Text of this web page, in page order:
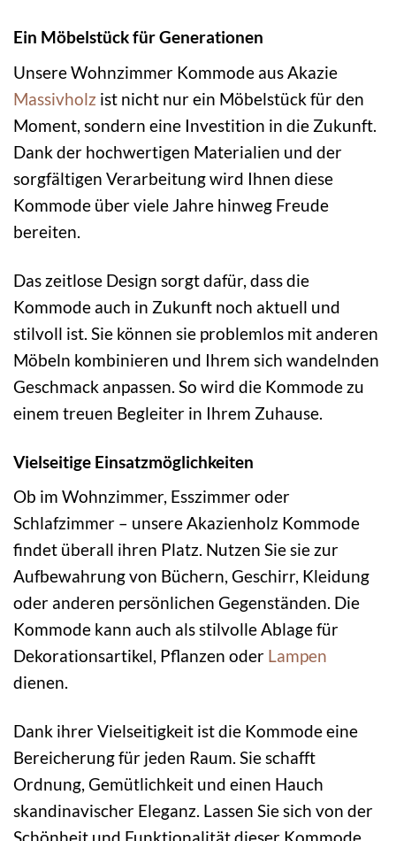
Ein Möbelstück für Generationen
Unsere Wohnzimmer Kommode aus Akazie
Massivholz ist nicht nur ein Möbelstück für den
Moment, sondern eine Investition in die Zukunft.
Dank der hochwertigen Materialien und der
sorgfältigen Verarbeitung wird Ihnen diese
Kommode über viele Jahre hinweg Freude
bereiten.
Das zeitlose Design sorgt dafür, dass die
Kommode auch in Zukunft noch aktuell und
stilvoll ist. Sie können sie problemlos mit anderen
Möbeln kombinieren und Ihrem sich wandelnden
Geschmack anpassen. So wird die Kommode zu
einem treuen Begleiter in Ihrem Zuhause.
Vielseitige Einsatzmöglichkeiten
Ob im Wohnzimmer, Esszimmer oder
Schlafzimmer – unsere Akazienholz Kommode
findet überall ihren Platz. Nutzen Sie sie zur
Aufbewahrung von Büchern, Geschirr, Kleidung
oder anderen persönlichen Gegenständen. Die
Kommode kann auch als stilvolle Ablage für
Dekorationsartikel, Pflanzen oder Lampen
dienen.
Dank ihrer Vielseitigkeit ist die Kommode eine
Bereicherung für jeden Raum. Sie schafft
Ordnung, Gemütlichkeit und einen Hauch
skandinavischer Eleganz. Lassen Sie sich von der